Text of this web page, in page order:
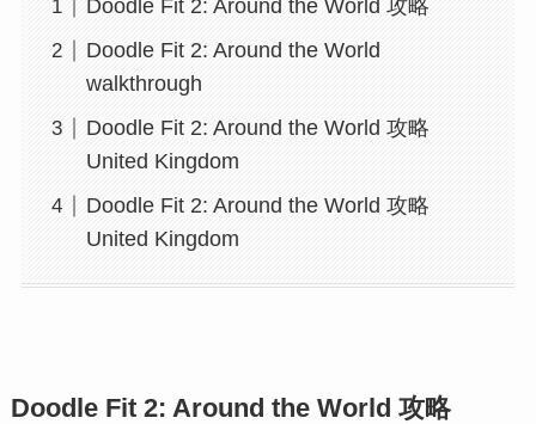
Doodle Fit 2: Around the World 攻略
Doodle Fit 2: Around the World
walkthrough
Doodle Fit 2: Around the World 攻略
United Kingdom
Doodle Fit 2: Around the World 攻略
United Kingdom
Doodle Fit 2: Around the World 攻略